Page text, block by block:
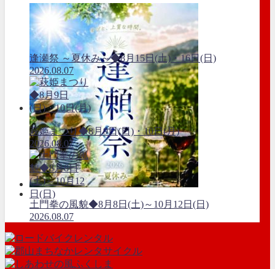
逢瀬祭 ～夏休み～◆8月15日(土)・16日(日)
2026.08.07
萩姫まつり◆8月9日(日)・10日(月)
2026.08.07
土門拳の風貌◆8月8日(土)～10月12日(日)
2026.08.07